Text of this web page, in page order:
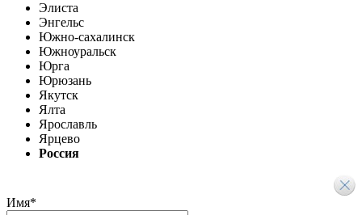
Элиста
Энгельс
Южно-сахалинск
Южноуральск
Юрга
Юрюзань
Якутск
Ялта
Ярославль
Ярцево
Россия
Имя*